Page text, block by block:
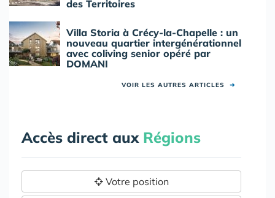
des Territoires
Villa Storia à Crécy-la-Chapelle : un
nouveau quartier intergénérationnel
avec coliving senior opéré par
DOMANI
VOIR LES AUTRES ARTICLES ➜
Accès direct aux Régions
Votre position